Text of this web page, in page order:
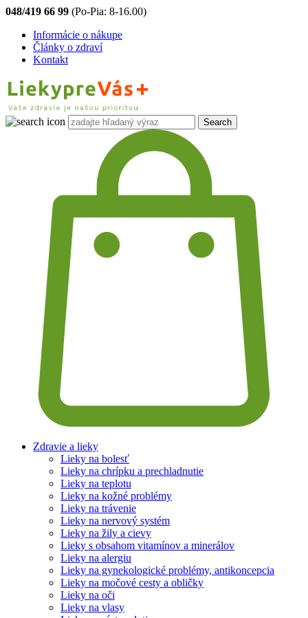
048/419 66 99 (Po-Pia: 8-16.00)
Informácie o nákupe
Články o zdraví
Kontakt
Zdravie a lieky
Lieky na bolesť
Lieky na chrípku a prechladnutie
Lieky na teplotu
Lieky na kožné problémy
Lieky na trávenie
Lieky na nervový systém
Lieky na žily a cievy
Lieky s obsahom vitamínov a minerálov
Lieky na alergiu
Lieky na gynekologické problémy, antikoncepcia
Lieky na močové cesty a obličky
Lieky na oči
Lieky na vlasy